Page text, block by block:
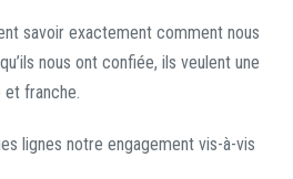
savoir exactement comment nous
nous ont confiée, ils veulent une
franche.
lignes notre engagement vis-à-vis